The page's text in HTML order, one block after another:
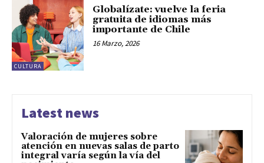
CULTURA
Globalízate: vuelve la feria
gratuita de idiomas más
importante de Chile
16 Marzo, 2026
Latest news
Valoración de mujeres sobre
atención en nuevas salas de parto
integral varía según la vía del